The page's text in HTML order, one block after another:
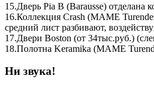
15.Дверь Pia B (Barausse) отделана
16.Коллекция Crash (MAME
средний лист разбивают,
17.Двери Boston (от 34тыс.руб.)
18.Полотна Keramika (MAME
Ни звука!